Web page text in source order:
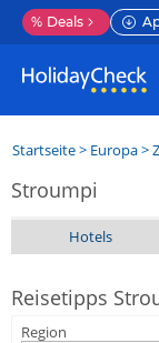
% Deals
Startseite> Europa>
Stroumpi
Hotels
Reisetipps
Region